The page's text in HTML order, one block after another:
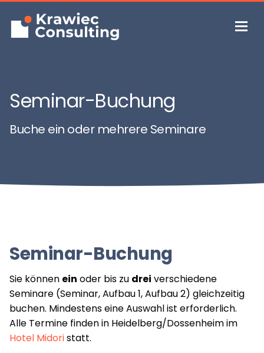
Seminar-Buchung
Buche ein oder mehrere Seminare
Seminar-Buchung
Sie können ein oder bis zu drei verschiedene
Seminare (Seminar, Aufbau 1, Aufbau 2) gleichzeitig
buchen. Mindestens eine Auswahl ist erforderlich.
Alle Termine finden in Heidelberg/Dossenheim im
Hotel Midoristatt.